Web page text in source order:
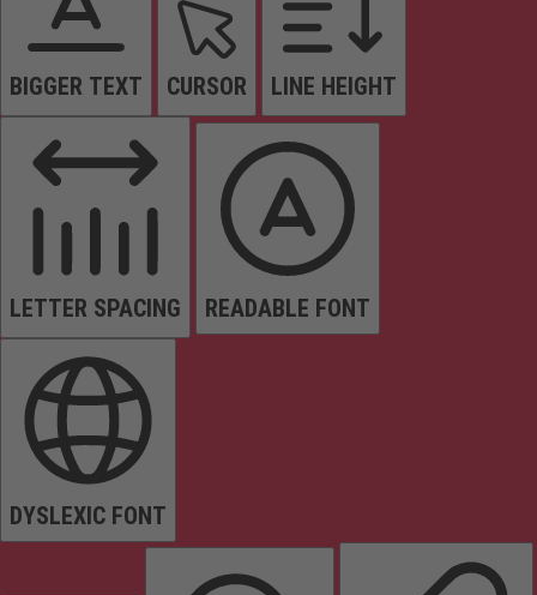
BIGGER TEXT CURSOR LINE HEIGHT
LETTER SPACING READABLE FONT
DYSLEXIC FONT